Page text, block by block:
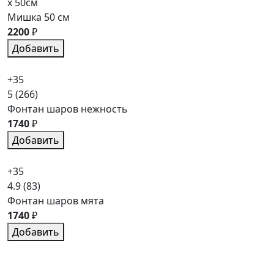
Мишка 50 см
2200₽
Добавить
+35
5(266)
Фонтан шаров нежность
1740₽
Добавить
+35
4.9(83)
Фонтан шаров мята
1740₽
Добавить